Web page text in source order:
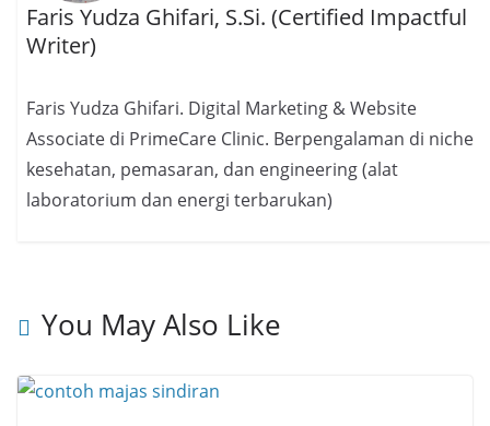
Faris Yudza Ghifari, S.Si. (Certified Impactful
Writer)
Faris Yudza Ghifari. Digital Marketing & Website
Associate di PrimeCare Clinic. Berpengalaman di niche
kesehatan, pemasaran, dan engineering (alat
laboratorium dan energi terbarukan)
You May Also Like